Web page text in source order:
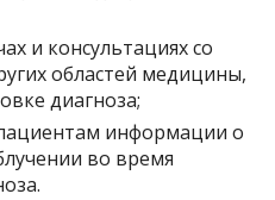
и консультациях со
областей медицины,
диагноза;
информации о
во время